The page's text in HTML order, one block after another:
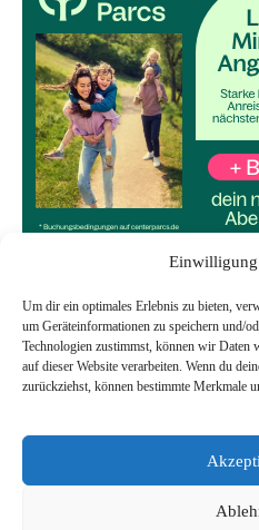
Um dir ein optimales Erlebnis zu bieten,
um Geräteinformationen zu speichern und/
Technologien zustimmst, können wir Daten
auf dieser Website verarbeiten. Wenn du
zurückziehst, können bestimmte Merkmale
Start
Datenschutzerklärung
Impressum